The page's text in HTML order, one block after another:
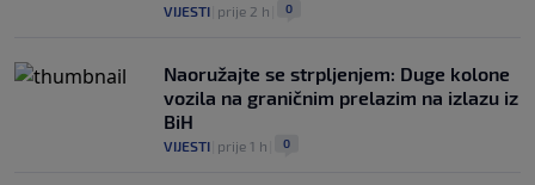
VIJESTI prije 2 h 0
Naoružajte se strpljenjem: Duge kolone
vozila na graničnim prelazim na izlazu iz
BiH
VIJESTI prije 1 h 0